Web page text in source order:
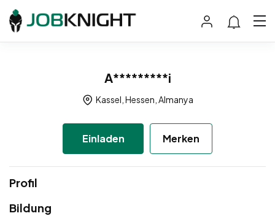
A*********i
Kassel, Hessen, Almanya
Einladen Merken
Profil
Bildung